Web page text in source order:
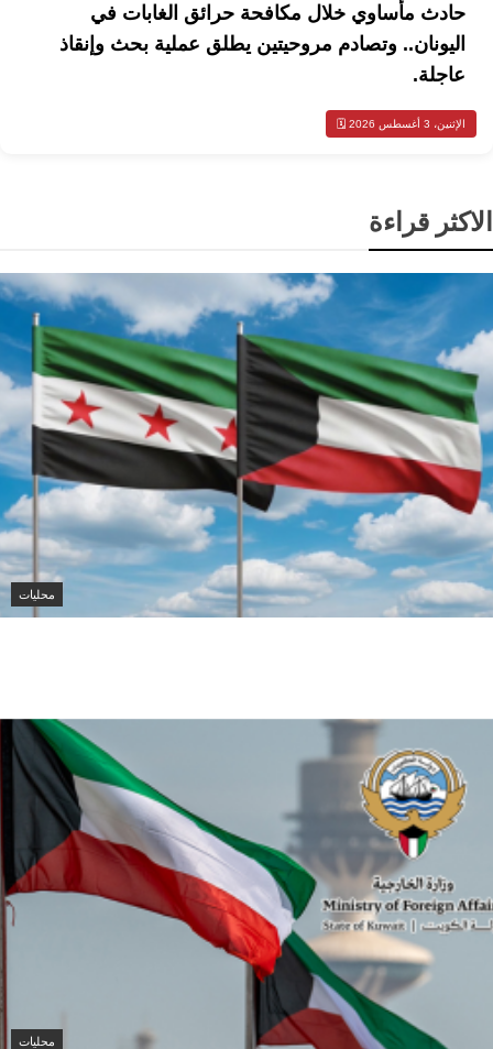
حادث مأساوي خلال مكافحة حرائق الغابات في
اليونان.. وتصادم مروحيتين يطلق عملية بحث وإنقاذ
عاجلة.
الإثنين، 3 أغسطس 2026 🗓️
الاكثر قراءة
محليات
محليات